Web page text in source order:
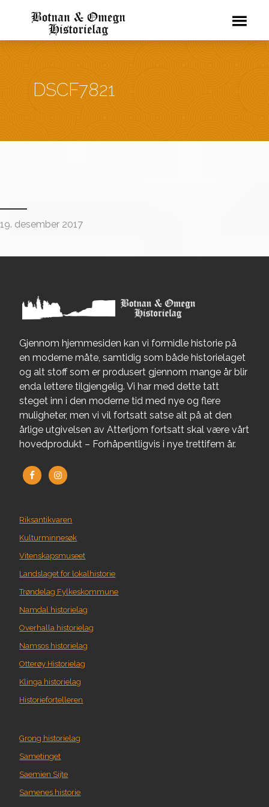
DSCF7821
19. desember 2017
Gjennom hjemmesiden kan vi formidle historie på
en moderne måte, samtidig som både historielaget
og alt stoff som er produsert gjennom mange år blir
enda lettere tilgjengelig. Vi har med dette tatt
steget inn i den moderne tid med nye og flere
muligheter, men vi vil fortsatt satse alt på at den
årlige utgivelsen av Atterljom fortsatt skal være vårt
hovedprodukt – Forhåpentligvis i nye trettifem år.
Riksantikvaren
Kulturminnesøk
Vitenskapsmuseet
Landslaget for lokalhistorie
Trøndelag Fylkeskommune
Namdal historielag
Overhalla historielag
Namsos historielag
Otterøy Historielag
Klinga historielag
Historiefortelleren
Grong historielag
Sametinget
Saemien Sijte
Samenes historie